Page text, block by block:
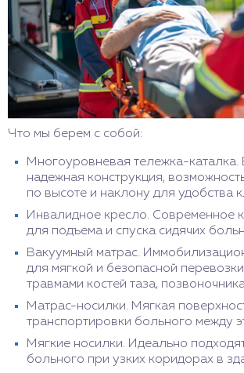
Что мы берем с собой:
Многоуровневая тележка-каталка.
надежная конструкция,
по высоте и наклону для удобства
Инвалидное кресло. Современное
для подъема и спуска сидячих
Вакуумный матрас.
для мягкой и безопасной
травмами костей таза,
Матрас-носилки. Мягкая
транспортировки больного между
Мягкие носилки. Идеально
больного при узких коридорах в